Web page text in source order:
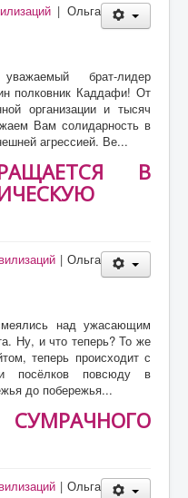
| Ольга
брат-лидер
полковник Каддафи! От
организации и тысяч
Вам солидарность в
агрессией. Ве...
В
| Ольга
над ужасающим
Ну, и что теперь? То же
теперь происходит с
посёлков повсюду в
до побережья...
| Ольга